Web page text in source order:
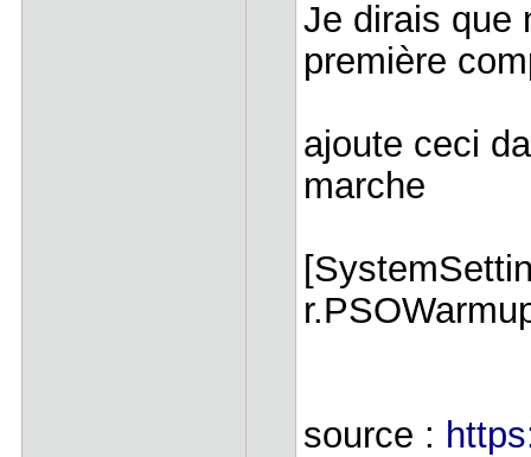
Je dirais que
première
ajoute ceci
marche
source :